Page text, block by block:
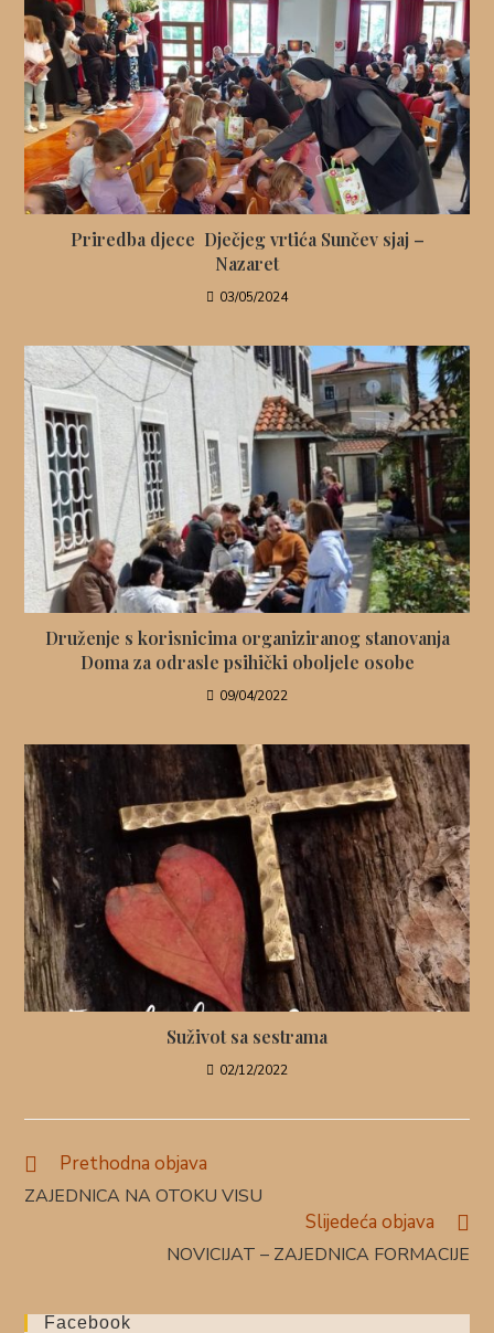
Priredba djece Dječjeg vrtića Sunčev sjaj –
Nazaret
03/05/2024
Druženje s korisnicima organiziranog stanovanja
Doma za odrasle psihički oboljele osobe
09/04/2022
Suživot sa sestrama
02/12/2022
Prethodna objava
ZAJEDNICA NA OTOKU VISU
Slijedeća objava
NOVICIJAT – ZAJEDNICA FORMACIJE
Facebook